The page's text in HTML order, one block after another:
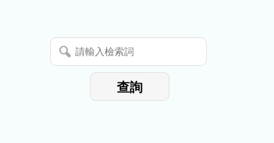
暫
停
請
輸
查詢